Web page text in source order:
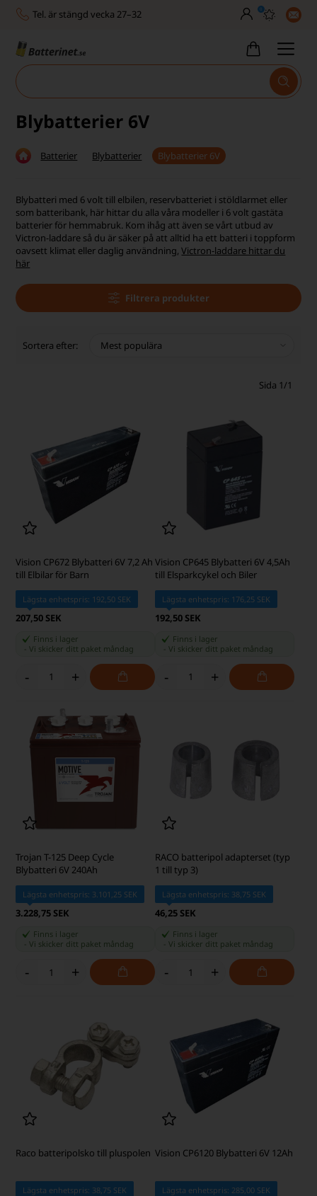
Tel. är stängd vecka 27–32
Snabb leverans - 1-3 dagar
Inga dolda avgifter
Fasta låga priser
Bra Trustscore
0
Blybatterier 6V
Batterier Blybatterier Blybatterier 6V
Blybatteri med 6 volt till elbilen, reservbatteriet i stöldlarmet eller
som batteribank, här hittar du alla våra modeller i 6 volt gastäta
batterier för hemmabruk. Kom ihåg att även se vårt utbud av
Victron-laddare så du är säker på att alltid ha ett batteri i toppform
oavsett klimat eller daglig användning,Victron-laddare hittar du
här
Filtrera produkter
Sortera efter:
Sida 1/1
Vision CP672 Blybatteri 6V 7,2 Ah
till Elbilar för Barn
Lägsta enhetspris: 192,50 SEK
207,50 SEK
Finns i lager
-Vi skicker ditt paket måndag
- +
Vision CP645 Blybatteri 6V 4,5Ah
till Elsparkcykel och Biler
Lägsta enhetspris: 176,25 SEK
192,50 SEK
Finns i lager
Vi skicker ditt paket måndag
- +
Trojan T-125 Deep Cycle
Blybatteri 6V 240Ah
Lägsta enhetspris: 3.101,25 SEK
3.228,75 SEK
Finns i lager
-Vi skicker ditt paket måndag
- +
RACO batteripol adapterset (typ
1 till typ 3)
Lägsta enhetspris: 38,75 SEK
46,25 SEK
Finns i lager
Vi skicker ditt paket måndag
- +
Raco batteripolsko till pluspolen
Lägsta enhetspris: 38,75 SEK
Vision CP6120 Blybatteri 6V 12Ah
Lägsta enhetspris: 285,00 SEK